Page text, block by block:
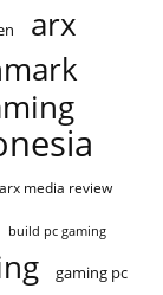
arx
arx media review
build pc gaming
gaming pc